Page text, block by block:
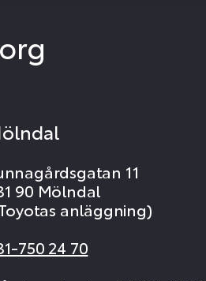
11
90 Mölndal
anläggning)
750 24 70